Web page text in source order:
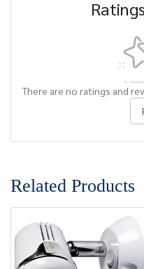
There are no ratings and
Related Products